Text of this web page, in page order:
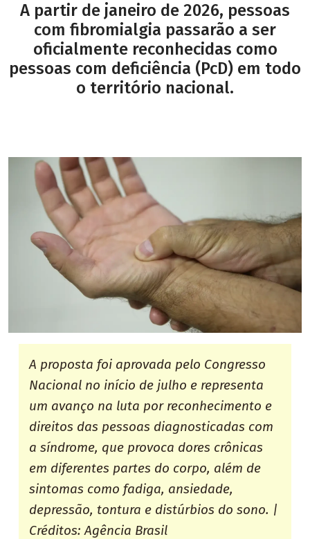
A partir de janeiro de 2026, pessoas
com fibromialgia passarão a ser
oficialmente reconhecidas como
pessoas com deficiência (PcD) em todo
o território nacional.
A proposta foi aprovada pelo Congresso
Nacional no início de julho e representa
um avanço na luta por reconhecimento e
direitos das pessoas diagnosticadas com
a síndrome, que provoca dores crônicas
em diferentes partes do corpo, além de
sintomas como fadiga, ansiedade,
depressão, tontura e distúrbios do sono. |
Créditos: Agência Brasil